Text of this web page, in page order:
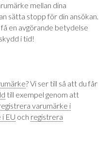
mellan dina
sätta stopp för din ansökan.
en avgörande betydelse
i tid!
? Vi ser till så att du får
till exempel genom att
varumärke i
EU och registrera